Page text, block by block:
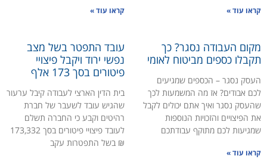
עוד » קראו עוד »
העבודה נסגר? כך
כספים מביטוח לאומי
נסגר – הכספים שמגיעים
אבודים? אז מה המשמעות לכך
נסגר ואיך אתם יכולים לקבל
הפיצויים והזכויות הנוספות
לכם מתוקף עבודתכם
עוד »
עובד התפטר בשל מצב
נפשי ירוד ויקבל פיצויי
פיטורים בסך 173 אלף
בית הדין הארצי לעבודה קיבל ערעור
שהגיש עובד לשעבר של חברת
רהיטים וקבע כי החברה תשלם
לעובד פיצויי פיטורים בסך 173,332
₪ בשל התפטרות עקב